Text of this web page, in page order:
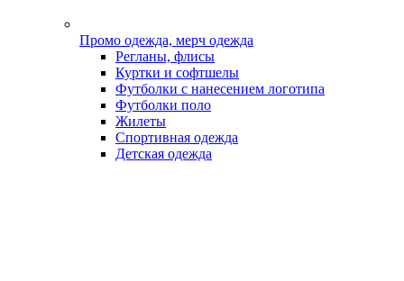
Промо одежда, мерч одежда
Регланы, флисы
Куртки и софтшелы
Футболки с нанесением логотипа
Футболки поло
Жилеты
Спортивная одежда
Детская одежда